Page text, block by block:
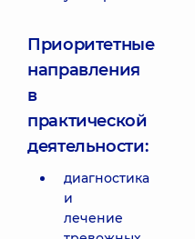
Приоритетные
направления
в
практической
деятельности:
диагностика
и
лечение